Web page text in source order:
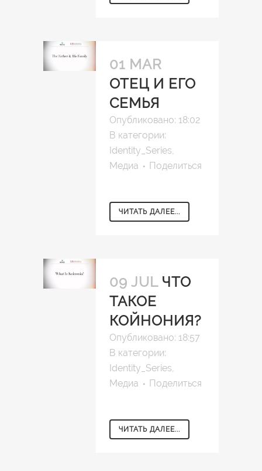
01 MAR
ОТЕЦ И ЕГО
СЕМЬЯ
Опубликовано: 18:02
В категории:
Identity_Series,
Медиа
Поделиться
ЧИТАТЬ ДАЛЕЕ...
09 JUL ЧТО
ТАКОЕ
КОЙНОНИЯ?
Опубликовано: 18:57
В категории:
Identity_Series,
Медиа
Поделиться
ЧИТАТЬ ДАЛЕЕ...